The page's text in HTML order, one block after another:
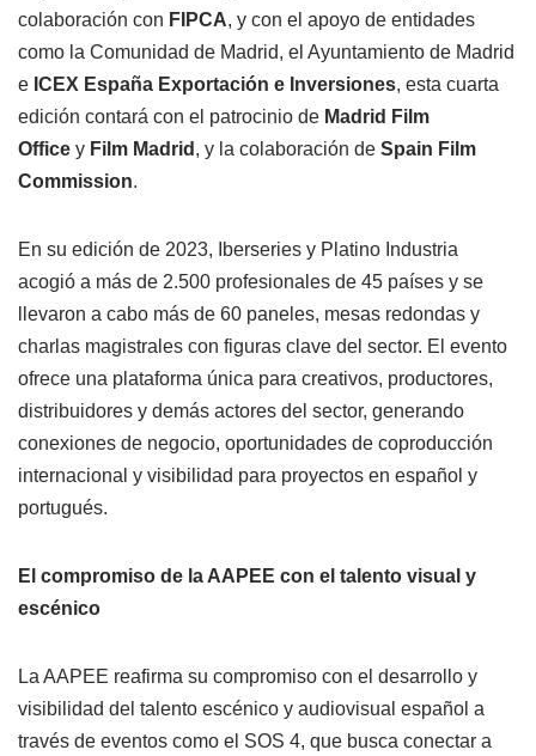
colaboración con FIPCA, y con el apoyo de entidades
como la Comunidad de Madrid, el Ayuntamiento de Madrid
e ICEX España Exportación e Inversiones, esta cuarta
edición contará con el patrocinio de Madrid Film
Office y Film Madrid , y la colaboración de Spain Film
Commission.
En su edición de 2023, Iberseries y Platino Industria
acogió a más de 2.500 profesionales de 45 países y se
llevaron a cabo más de 60 paneles, mesas redondas y
charlas magistrales con figuras clave del sector. El evento
ofrece una plataforma única para creativos, productores,
distribuidores y demás actores del sector, generando
conexiones de negocio, oportunidades de coproducción
internacional y visibilidad para proyectos en español y
portugués.
El compromiso de la AAPEE con el talento visual y
escénico
La AAPEE reafirma su compromiso con el desarrollo y
visibilidad del talento escénico y audiovisual español a
través de eventos como el SOS 4, que busca conectar a